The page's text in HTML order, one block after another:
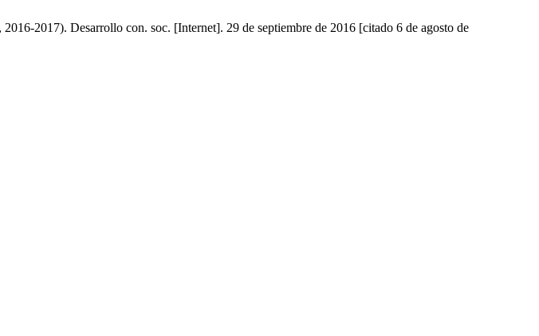
2017). Desarrollo con. soc. [Internet]. 29 de septiembre de 2016 [citado 6 de agosto de